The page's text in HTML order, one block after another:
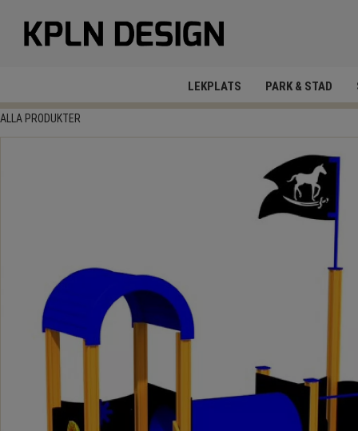
LEKPLATS PARK & STAD
ALLA PRODUKTER